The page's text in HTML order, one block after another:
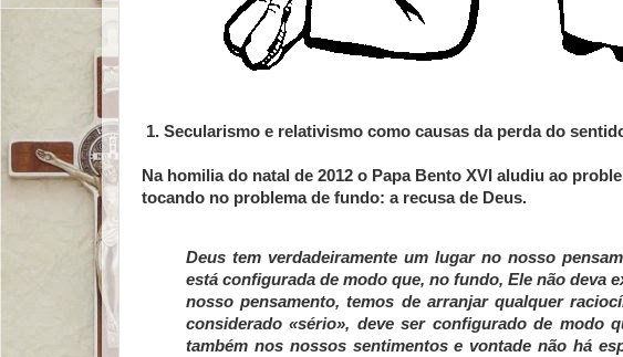
1. Secularismo e relativismo como causas da perda do
Na homilia do natal de 2012 o Papa Bento XVI aludiu ao
tocando no problema de fundo: a recusa de Deus.
Deus tem verdadeiramente um lugar no nosso
está configurada de modo que, no fundo, Ele não deva
nosso pensamento, temos de arranjar qualquer
considerado «sério», deve ser configurado de modo
também nos nossos sentimentos e vontade não há